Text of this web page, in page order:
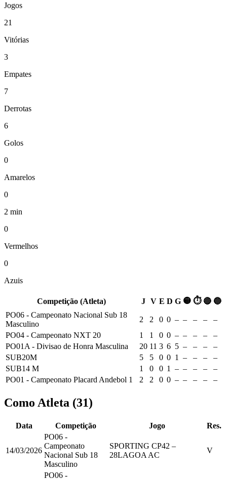
Jogos
21
Vitórias
3
Empates
7
Derrotas
6
Golos
0
Amarelos
0
2 min
0
Vermelhos
0
Azuis
Competição (Atleta) J V E D G 🟡 ⏱ 🔴 🔵
PO06 - Campeonato Nacional Sub 18
Masculino
2 2 0 0 – – – –
–
PO04 - Campeonato NXT 20
1 1 0 0 – – – –
–
PO01A - Divisao de Honra Masculina
20 11 3 6 5 – – –
–
SUB20M
5 5 0 0 1 – – –
–
SUB14 M
1 0 0 1 – – – –
–
PO01 - Campeonato Placard Andebol 1
2 2 0 0 – – – – –
Como Atleta (31)
Data Competição Jogo Res.
14/03/2026
PO06 -
Campeonato
Nacional Sub 18
Masculino
SPORTING CP42 –
28LAGOA AC
V
PO06 -